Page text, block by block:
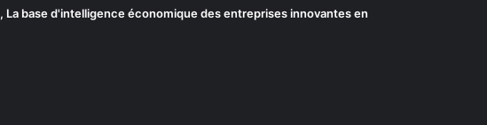
, La base d'intelligence économique des entreprises innovantes en